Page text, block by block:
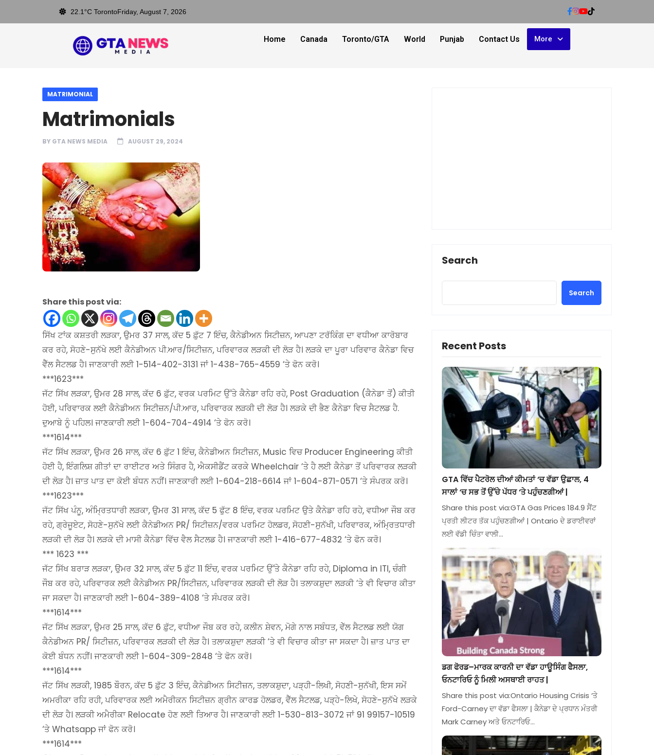
22.1°C TorontoFriday, August 7, 2026
Home Canada Toronto/GTA World Punjab Contact Us More
MATRIMONIAL
Matrimonials
BY GTA NEWS MEDIA AUGUST 29, 2024
Share this post via:
ਸਿੱਖ ਟਾਂਕ ਕਸ਼ਤਰੀ ਲੜਕਾ, ਉਮਰ 37 ਸਾਲ, ਕੱਦ 5 ਫ਼ੁੱਟ 7 ਇੰਚ, ਕੈਨੇਡੀਅਨ ਸਿਟੀਜ਼ਨ, ਆਪਣਾ ਟਰੱਕਿੰਗ ਦਾ ਵਧੀਆ ਕਾਰੋਬਾਰ
ਕਰ ਰਹੇ, ਸੋਹਣੇ-ਸੁਨੱਖੇ ਲਈ ਕੈਨੇਡੀਅਨ ਪੀ.ਆਰ/ਸਿਟੀਜ਼ਨ, ਪਰਿਵਾਰਕ ਲੜਕੀ ਦੀ ਲੋੜ ਹੈ। ਲੜਕੇ ਦਾ ਪੂਰਾ ਪਰਿਵਾਰ ਕੈਨੇਡਾ ਵਿਚ
ਵੈੱਲ ਸੈਟਲਡ ਹੈ। ਜਾਣਕਾਰੀ ਲਈ 1-514-402-3131 ਜਾਂ 1-438-765-4559 ‘ਤੇ ਫੋਨ ਕਰੋ।
***1623***
ਜੱਟ ਸਿੱਖ ਲੜਕਾ, ਉਮਰ 28 ਸਾਲ, ਕੱਦ 6 ਫ਼ੁੱਟ, ਵਰਕ ਪਰਮਿਟ ਉੱਤੇ ਕੈਨੇਡਾ ਰਹਿ ਰਹੇ, Post Graduation (ਕੈਨੇਡਾ ਤੋਂ) ਕੀਤੀ
ਹੋਈ, ਪਰਿਵਾਰਕ ਲਈ ਕੈਨੇਡੀਅਨ ਸਿਟੀਜ਼ਨ/ਪੀ.ਆਰ, ਪਰਿਵਾਰਕ ਲੜਕੀ ਦੀ ਲੋੜ ਹੈ। ਲੜਕੇ ਦੀ ਭੈਣ ਕੈਨੇਡਾ ਵਿਚ ਸੈਟਲਡ ਹੈ.
ਦੁਆਬੇ ਨੂੰ ਪਹਿਲ। ਜਾਣਕਾਰੀ ਲਈ 1-604-704-4914 ‘ਤੇ ਫੋਨ ਕਰੋ।
***1614***
ਜੱਟ ਸਿੱਖ ਲੜਕਾ, ਉਮਰ 26 ਸਾਲ, ਕੱਦ 6 ਫ਼ੁੱਟ 1 ਇੰਚ, ਕੈਨੇਡੀਅਨ ਸਿਟੀਜ਼ਨ, Music ਵਿਚ Producer Engineering ਕੀਤੀ
ਹੋਈ ਹੈ, ਇੰਗਲਿਸ਼ ਗੀਤਾਂ ਦਾ ਰਾਈਟਰ ਅਤੇ ਸਿੰਗਰ ਹੈ, ਐਕਸੀਡੈਂਟ ਕਰਕੇ Wheelchair ‘ਤੇ ਹੈ ਲਈ ਕੈਨੇਡਾ ਤੋਂ ਪਰਿਵਾਰਕ ਲੜਕੀ
ਦੀ ਲੋੜ ਹੈ। ਜ਼ਾਤ ਪਾਤ ਦਾ ਕੋਈ ਬੰਧਨ ਨਹੀਂ। ਜਾਣਕਾਰੀ ਲਈ 1-604-218-6614 ਜਾਂ 1-604-871-0571 ‘ਤੇ ਸੰਪਰਕ ਕਰੋ।
***1623***
ਜੱਟ ਸਿੱਖ ਪੰਨੂ, ਅੰਮ੍ਰਿਤਧਾਰੀ ਲੜਕਾ, ਉਮਰ 31 ਸਾਲ, ਕੱਦ 5 ਫੁੱਟ 8 ਇੰਚ, ਵਰਕ ਪਰਮਿਟ ਉਤੇ ਕੈਨੇਡਾ ਰਹਿ ਰਹੇ, ਵਧੀਆ ਜੌਬ ਕਰ
ਰਹੇ, ਗ੍ਰੇਜੂਏਟ, ਸੋਹਣੇ-ਸੁਨੱਖੇ ਲਈ ਕੈਨੇਡੀਅਨ PR/ ਸਿਟੀਜ਼ਨ/ਵਰਕ ਪਰਮਿਟ ਹੋਲਡਰ, ਸੋਹਣੀ-ਸੁਨੱਖੀ, ਪਰਿਵਾਰਕ, ਅੰਮ੍ਰਿਤਧਾਰੀ
ਲੜਕੀ ਦੀ ਲੋੜ ਹੈ। ਲੜਕੇ ਦੀ ਮਾਸੀ ਕੈਨੇਡਾ ਵਿੱਚ ਵੈਲ ਸੈਟਲਡ ਹੈ। ਜਾਣਕਾਰੀ ਲਈ 1-416-677-4832 ‘ਤੇ ਫੋਨ ਕਰੋ।
*** 1623 ***
ਜੱਟ ਸਿੱਖ ਬਰਾੜ ਲੜਕਾ, ਉਮਰ 32 ਸਾਲ, ਕੱਦ 5 ਫ਼ੁੱਟ 11 ਇੰਚ, ਵਰਕ ਪਰਮਿਟ ਉੱਤੇ ਕੈਨੇਡਾ ਰਹਿ ਰਹੇ, Diploma in ITI, ਚੰਗੀ
ਜੌਬ ਕਰ ਰਹੇ, ਪਰਿਵਾਰਕ ਲਈ ਕੈਨੇਡੀਅਨ PR/ਸਿਟੀਜ਼ਨ, ਪਰਿਵਾਰਕ ਲੜਕੀ ਦੀ ਲੋੜ ਹੈ। ਤਲਾਕਸ਼ੁਦਾ ਲੜਕੀ ‘ਤੇ ਵੀ ਵਿਚਾਰ ਕੀਤਾ
ਜਾ ਸਕਦਾ ਹੈ। ਜਾਣਕਾਰੀ ਲਈ 1-604-389-4108 ‘ਤੇ ਸੰਪਰਕ ਕਰੋ।
***1614***
ਜੱਟ ਸਿੱਖ ਲੜਕਾ, ਉਮਰ 25 ਸਾਲ, ਕੱਦ 6 ਫ਼ੁੱਟ, ਵਧੀਆ ਜੌਬ ਕਰ ਰਹੇ, ਕਲੀਨ ਸ਼ੇਵਨ, ਮੋਗੇ ਨਾਲ ਸਬੰਧਤ, ਵੇੱਲ ਸੈਟਲਡ ਲਈ ਯੋਗ
ਕੈਨੇਡੀਅਨ PR/ ਸਿਟੀਜ਼ਨ, ਪਰਿਵਾਰਕ ਲੜਕੀ ਦੀ ਲੋੜ ਹੈ। ਤਲਾਕਸ਼ੁਦਾ ਲੜਕੀ ‘ਤੇ ਵੀ ਵਿਚਾਰ ਕੀਤਾ ਜਾ ਸਕਦਾ ਹੈ। ਜ਼ਾਤ ਪਾਤ ਦਾ
ਕੋਈ ਬੰਧਨ ਨਹੀਂ। ਜਾਣਕਾਰੀ ਲਈ 1-604-309-2848 ‘ਤੇ ਫੋਨ ਕਰੋ।
***1614***
ਜੱਟ ਸਿੱਖ ਲੜਕੀ, 1985 ਬੌਰਨ, ਕੱਦ 5 ਫ਼ੁੱਟ 3 ਇੰਚ, ਕੈਨੇਡੀਅਨ ਸਿਟੀਜ਼ਨ, ਤਲਾਕਸ਼ੁਦਾ, ਪੜ੍ਹੀ-ਲਿਖੀ, ਸੋਹਣੀ-ਸੁਨੱਖੀ, ਇਸ ਸਮੇਂ
ਅਮਰੀਕਾ ਰਹਿ ਰਹੀ, ਪਰਿਵਾਰਕ ਲਈ ਅਮੈਰੀਕਨ ਸਿਟੀਜ਼ਨ ਗ੍ਰੀਨ ਕਾਰਡ ਹੋਲਡਰ, ਵੈੱਲ ਸੈਟਲਡ, ਪੜ੍ਹੇ-ਲਿਖੇ, ਸੋਹਣੇ-ਸੁਨੱਖੇ ਲੜਕੇ
ਦੀ ਲੋੜ ਹੈ। ਲੜਕੀ ਅਮੈਰੀਕਾ Relocate ਹੋਣ ਲਈ ਤਿਆਰ ਹੈ। ਜਾਣਕਾਰੀ ਲਈ 1-530-813-3072 ਜਾਂ 91 99157-10519
‘ਤੇ Whatsapp ਜਾਂ ਫੋਨ ਕਰੋ।
***1614***
Search
Search
Recent Posts
GTA ਵਿੱਚ ਪੈਟਰੋਲ ਦੀਆਂ ਕੀਮਤਾਂ ‘ਚ ਵੱਡਾ ਉਛਾਲ, 4
ਸਾਲਾਂ ‘ਚ ਸਭ ਤੋਂ ਉੱਚੇ ਪੱਧਰ ‘ਤੇ ਪਹੁੰਚਣਗੀਆਂ |
Share this post via:GTA Gas Prices 184.9 ਸੈਂਟ
ਪ੍ਰਤੀ ਲੀਟਰ ਤੱਕ ਪਹੁੰਚਣਗੀਆਂ | Ontario ਦੇ ਡਰਾਈਵਰਾਂ
ਲਈ ਵੱਡੀ ਚਿੰਤਾ ਵਾਲੀ…
ਡਗ ਫੋਰਡ–ਮਾਰਕ ਕਾਰਨੀ ਦਾ ਵੱਡਾ ਹਾਊਸਿੰਗ ਫੈਸਲਾ,
ਓਨਟਾਰਿਓ ਨੂੰ ਮਿਲੀ ਅਸਥਾਈ ਰਾਹਤ |
Share this post via:Ontario Housing Crisis ‘ਤੇ
Ford-Carney ਦਾ ਵੱਡਾ ਫੈਸਲਾ | ਕੈਨੇਡਾ ਦੇ ਪ੍ਰਧਾਨ ਮੰਤਰੀ
Mark Carney ਅਤੇ ਓਨਟਾਰਿਓ…